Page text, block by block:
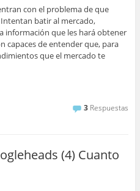
con el problema de que
batir al mercado,
información que les hará obtener
capaces de entender que, para
que el mercado te
3 Respuestas
(4) Cuanto